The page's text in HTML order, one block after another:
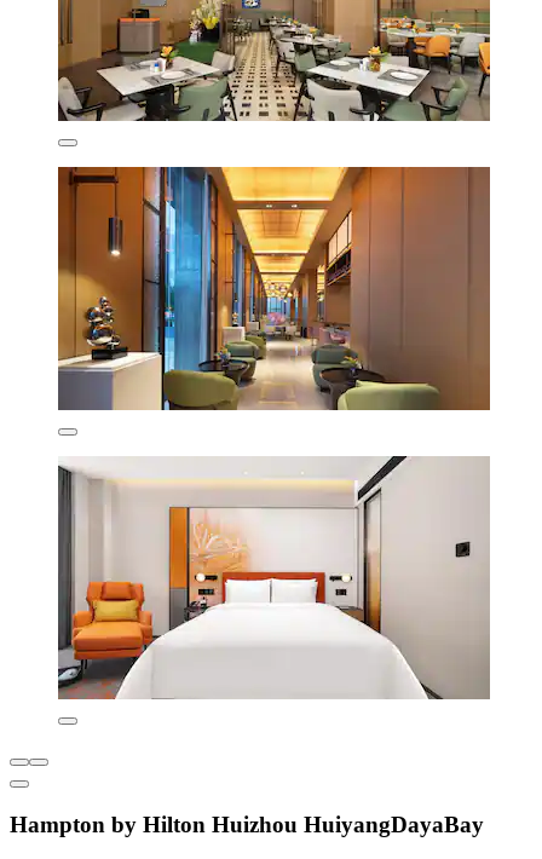
Hampton by Hilton Huizhou HuiyangDayaBay